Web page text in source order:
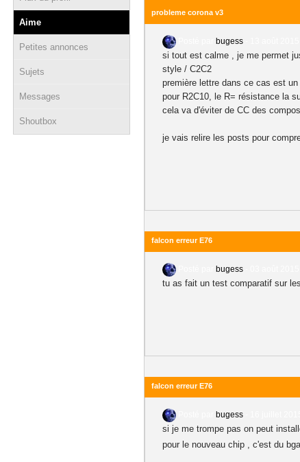
Aime
Petites annonces
Sujets
Messages
Shoutbox
probleme corona v3
bugess
si tout est calme , je me permet
style / C2C2
première lettre dans ce cas est
pour R2C10, le R= résistance la
cela va d'éviter de CC des
je vais relire les posts pour
falcon erreur E76
bugess
tu as fait un test comparatif sur
falcon erreur E76
bugess
si je me trompe pas on peut
pour le nouveau chip , c'est du